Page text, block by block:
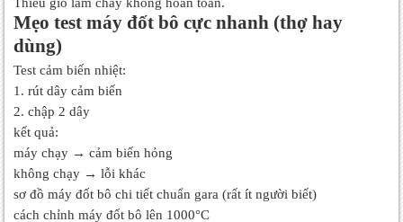
Mẹo test máy đốt bô cực nhanh (thợ hay
dùng)
Test cảm biến nhiệt:
1. rút dây cảm biến
2. chập 2 dây
kết quả:
máy chạy → cảm biến hỏng
không chạy → lỗi khác
sơ đồ máy đốt bô chi tiết chuẩn gara (rất ít người biết)
cách chỉnh máy đốt bô lên 1000°C